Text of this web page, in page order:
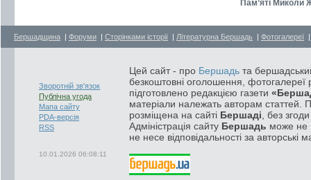
Пам’яті Миколи
Бершадщина | Форуми | Сторінками історії | Літературна Бершадь | Фотогалереї
Зворотній зв'язок
Публічна угода
Мапа сайту
PDA-версія
RSS
10.01.2026 06:08:11
Цей сайт - про Бершадь та
безкоштовні оголошення, фотогалереї
підготовлено редакцією газети
матеріали належать авторам статтей.
розміщена на сайті Бершаді , без
Адміністрація сайту Бершадь може не
не несе відповідальності за авторські